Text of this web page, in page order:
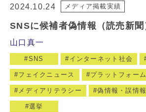
2024.10.24 メディア掲載実績
SNSに候補者偽情報（読売新聞
山口真一
SNS インターネット社会
フェイクニュース プラットフォーム
メディアリテラシー 偽情報・誤情報
選挙